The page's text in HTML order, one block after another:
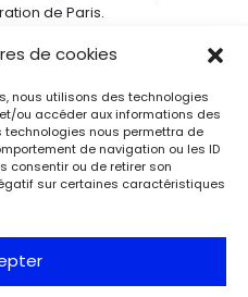
de cookies
nous utilisons des technologies
ou accéder aux informations des
technologies nous permettra de
de navigation ou les ID
consentir ou de retirer son
sur certaines caractéristiques
de Paris.
Architecture
Arts
» est une exposition
35 peintures architecturales
et 1960. Pionnière de l’art
la beauté et la complexité
au long de sa longue carrière,
dans […]